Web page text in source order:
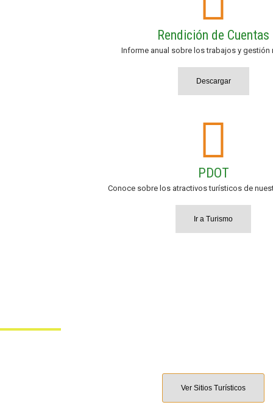
Rendición de Cuentas
Informe anual sobre los trabajos y gestión
Descargar
PDOT
Conoce sobre los atractivos turísticos de
Ir a Turismo
Ver Sitios Turísticos